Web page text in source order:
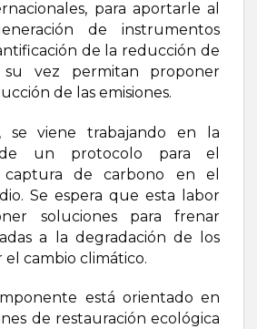
para aportarle al
de instrumentos
de la reducción de
vez permitan proponer
de las emisiones.
se viene trabajando en la
de un protocolo para el
de carbono en el
Se espera que esta labor
soluciones para frenar
a la degradación de los
el cambio climático.
está orientado en
de restauración ecológica